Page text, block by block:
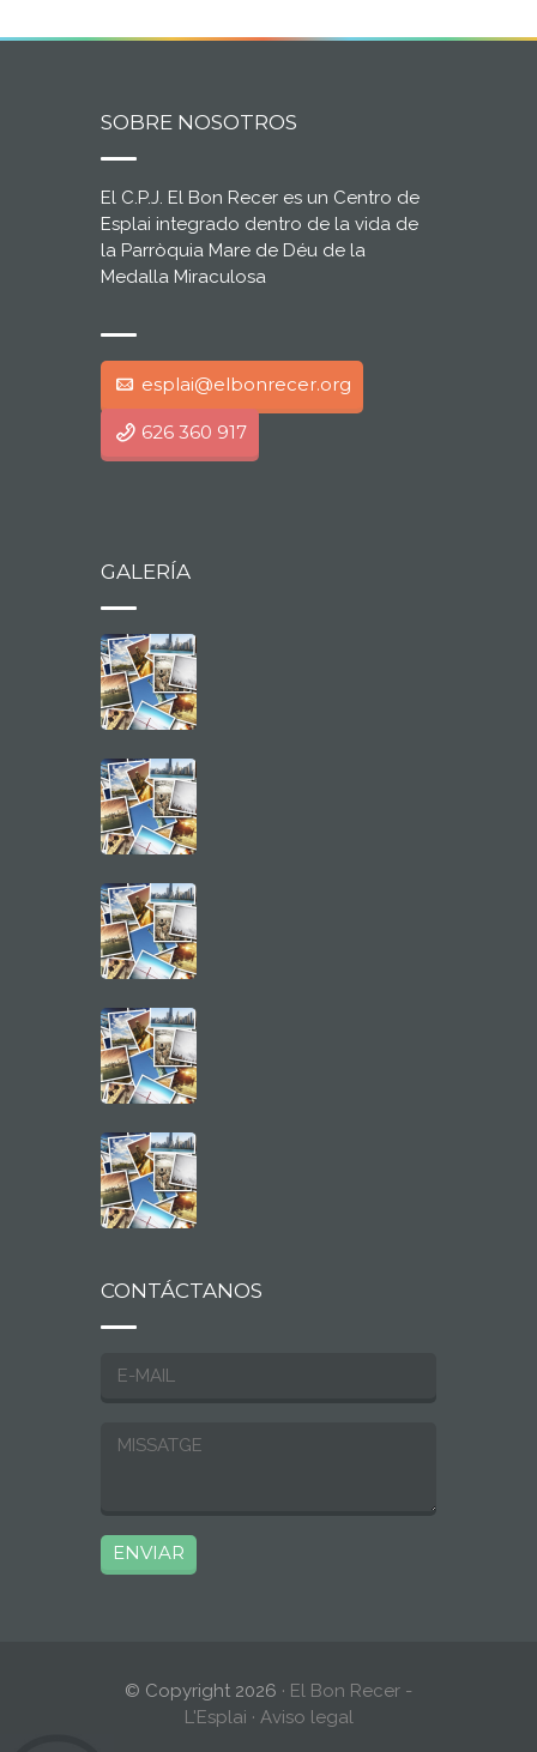
SOBRE NOSOTROS
El C.P.J. El Bon Recer es un Centro de
Esplai integrado dentro de la vida de
la Parròquia Mare de Déu de la
Medalla Miraculosa
esplai@elbonrecer.org
626 360 917
GALERÍA
CONTÁCTANOS
© Copyright 2026 · El Bon Recer -
L'Esplai · Aviso legal